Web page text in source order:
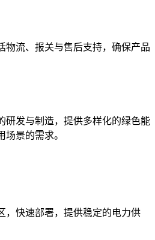
物流、报关与售后支持，确保产品
研发与制造，提供多样化的绿色能
景的需求。
，快速部署，提供稳定的电力供